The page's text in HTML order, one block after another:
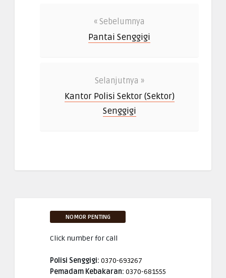
« Sebelumnya
Pantai Senggigi
Selanjutnya »
Kantor Polisi Sektor (Sektor)
Senggigi
NOMOR PENTING
Click number for call
Polisi Senggigi: 0370-693267
Pemadam Kebakaran: 0370-681555